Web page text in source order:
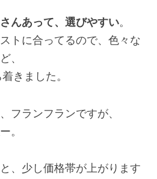
んあって、選びやすい。
トに合ってるので、色々な
、
きました。
フランフランですが、
。
、少し価格帯が上がります